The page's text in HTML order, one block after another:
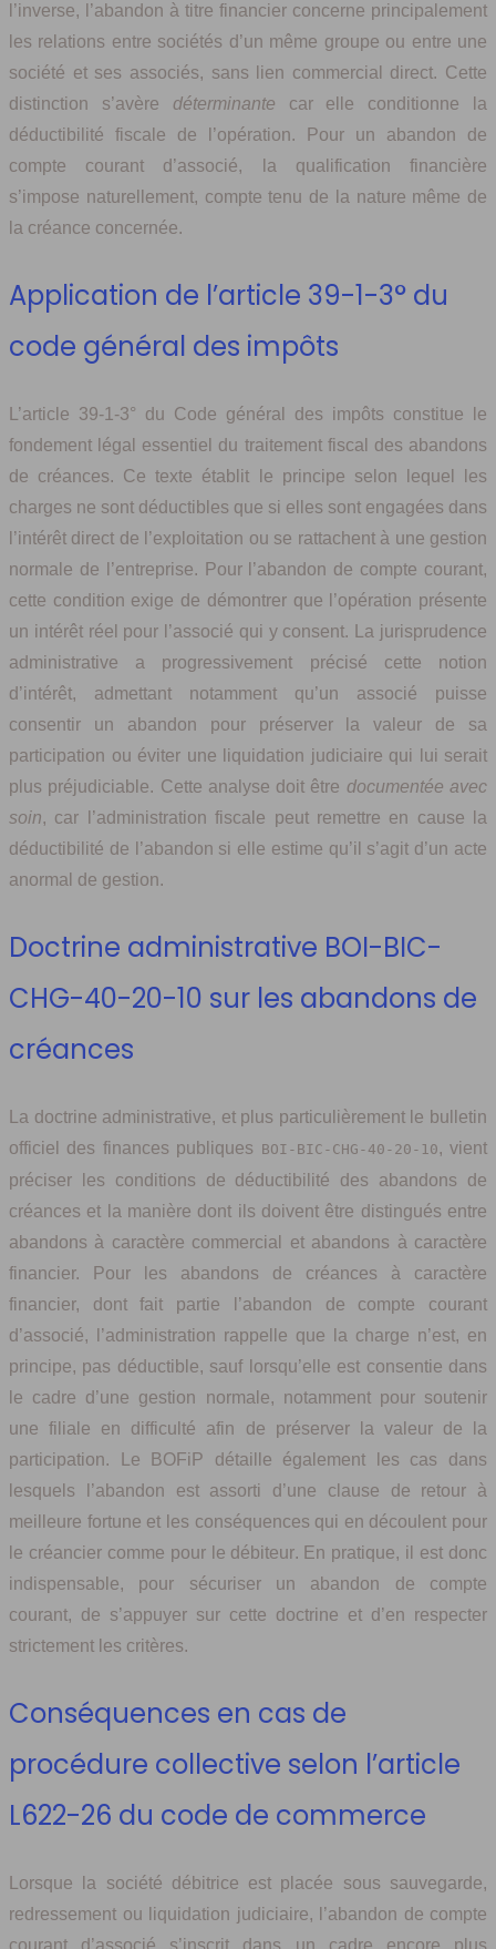
l’inverse, l’abandon à titre financier concerne principalement
les relations entre sociétés d’un même groupe ou entre une
société et ses associés, sans lien commercial direct. Cette
distinction s’avère déterminante car elle conditionne la
déductibilité fiscale de l’opération. Pour un abandon de
compte courant d’associé, la qualification financière
s’impose naturellement, compte tenu de la nature même de
la créance concernée.
Application de l’article 39-1-3° du
code général des impôts
L’article 39-1-3° du Code général des impôts constitue le
fondement légal essentiel du traitement fiscal des abandons
de créances. Ce texte établit le principe selon lequel les
charges ne sont déductibles que si elles sont engagées dans
l’intérêt direct de l’exploitation ou se rattachent à une gestion
normale de l’entreprise. Pour l’abandon de compte courant,
cette condition exige de démontrer que l’opération présente
un intérêt réel pour l’associé qui y consent. La jurisprudence
administrative a progressivement précisé cette notion
d’intérêt, admettant notamment qu’un associé puisse
consentir un abandon pour préserver la valeur de sa
participation ou éviter une liquidation judiciaire qui lui serait
plus préjudiciable. Cette analyse doit être documentée avec
soin, car l’administration fiscale peut remettre en cause la
déductibilité de l’abandon si elle estime qu’il s’agit d’un acte
anormal de gestion.
Doctrine administrative BOI-BIC-
CHG-40-20-10 sur les abandons de
créances
La doctrine administrative, et plus particulièrement le bulletin
officiel des finances publiques BOI-BIC-CHG-40-20-10, vient
préciser les conditions de déductibilité des abandons de
créances et la manière dont ils doivent être distingués entre
abandons à caractère commercial et abandons à caractère
financier. Pour les abandons de créances à caractère
financier, dont fait partie l’abandon de compte courant
d’associé, l’administration rappelle que la charge n’est, en
principe, pas déductible, sauf lorsqu’elle est consentie dans
le cadre d’une gestion normale, notamment pour soutenir
une filiale en difficulté afin de préserver la valeur de la
participation. Le BOFiP détaille également les cas dans
lesquels l’abandon est assorti d’une clause de retour à
meilleure fortune et les conséquences qui en découlent pour
le créancier comme pour le débiteur. En pratique, il est donc
indispensable, pour sécuriser un abandon de compte
courant, de s’appuyer sur cette doctrine et d’en respecter
strictement les critères.
Conséquences en cas de
procédure collective selon l’article
L622-26 du code de commerce
Lorsque la société débitrice est placée sous sauvegarde,
redressement ou liquidation judiciaire, l’abandon de compte